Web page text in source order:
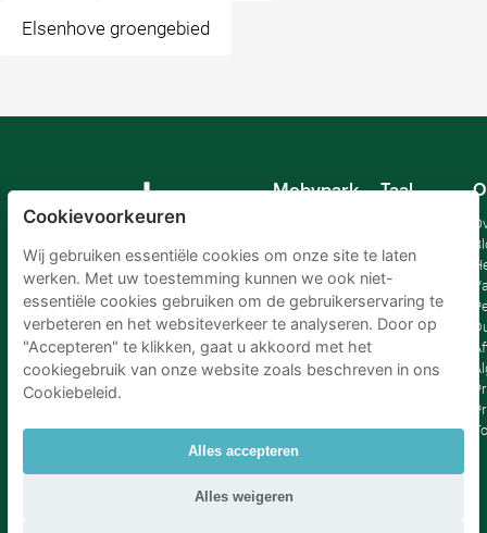
Elsenhove groengebied
Mobypark
Taal
Spaans
Frankrijk
Italiaans
Nederlands
Parkeren Amsterdam
Cookievoorkeuren
Wij gebruiken essentiële cookies om onze site te laten
werken. Met uw toestemming kunnen we ook niet-
essentiële cookies gebruiken om de gebruikerservaring te
verbeteren en het websiteverkeer te analyseren. Door op
"Accepteren" te klikken, gaat u akkoord met het
cookiegebruik van onze website zoals beschreven in ons
Cookiebeleid.
Alles accepteren
Alles weigeren